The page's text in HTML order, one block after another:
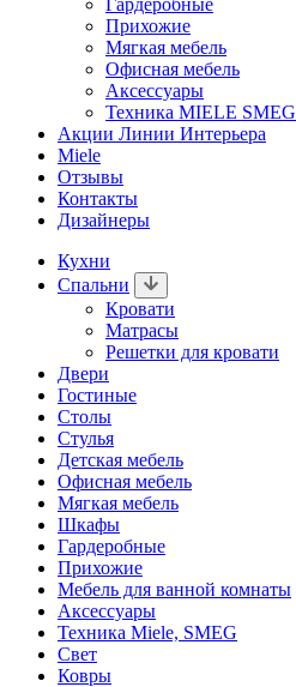
Гардеробные
Прихожие
Мягкая мебель
Офисная мебель
Аксессуары
Техника MIELE SMEG
Акции Линии Интерьера
Miele
Отзывы
Контакты
Дизайнеры
Кухни
Спальни
Кровати
Матрасы
Решетки для кровати
Двери
Гостиные
Столы
Стулья
Детская мебель
Офисная мебель
Мягкая мебель
Шкафы
Гардеробные
Прихожие
Мебель для ванной комнаты
Аксессуары
Техника Miele, SMEG
Свет
Ковры